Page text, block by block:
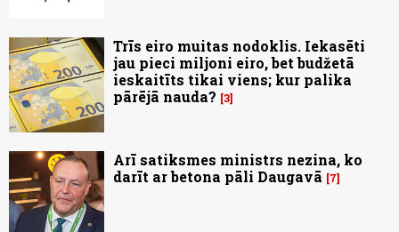
Trīs eiro muitas nodoklis. Iekasēti
jau pieci miljoni eiro, bet budžetā
ieskaitīts tikai viens; kur palika
pārējā nauda? 3
Arī satiksmes ministrs nezina, ko
darīt ar betona pāli Daugavā
7